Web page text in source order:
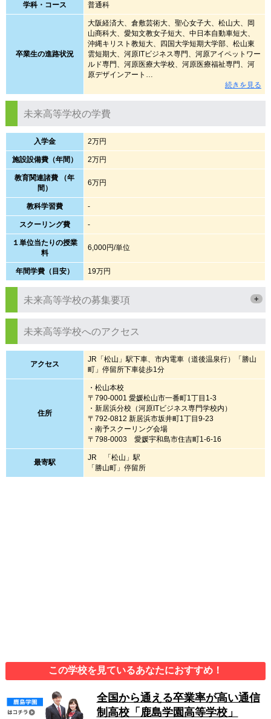
学科・コース 普通科
卒業生の進路状況
大阪経済大、倉敷芸術大、聖心女子大、松山大、岡
山商科大、愛知文教女子短大、中日本自動車短大、
沖縄キリスト教短大、四国大学短期大学部、松山東
雲短期大、河原ITビジネス専門、河原アイペットワー
ルド専門、河原医療大学校、河原医療福祉専門、河
原デザインアート…
続きを見る
未来高等学校の学費
入学金 2万円
施設設備費（年間） 2万円
教育関連諸費 （年
間）
6万円
教科学習費 -
スクーリング費 -
１単位当たりの授業
料
6,000円/単位
年間学費（目安） 19万円
未来高等学校の募集要項 +
未来高等学校へのアクセス
アクセス
JR「松山」駅下車、市内電車（道後温泉行）「勝山
町」停留所下車徒歩1分
住所
・松山本校
〒790-0001 愛媛松山市一番町1丁目1-3
・新居浜分校（河原ITビジネス専門学校内）
〒792-0812 新居浜市坂井町1丁目9-23
・南予スクーリング会場
〒798-0003 愛媛宇和島市住吉町1-6-16
最寄駅
JR 「松山」駅
「勝山町」停留所
この学校を見ているあなたにおすすめ！
全国から通える卒業率が高い通信
制高校「鹿島学園高等学校」